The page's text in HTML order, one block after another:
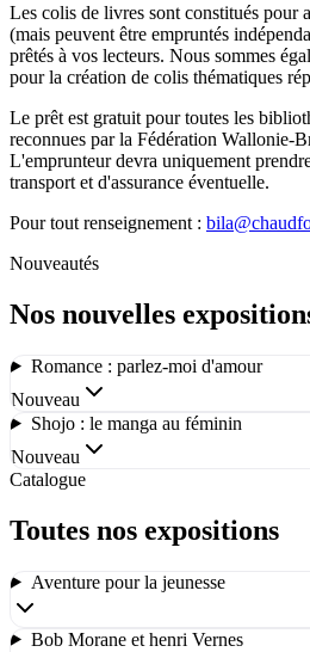
Les colis de livres sont constitués pour
(mais peuvent être empruntés
prêtés à vos lecteurs. Nous sommes
pour la création de colis thématiques
Le prêt est gratuit pour toutes les
reconnues par la Fédération Wallonie-
L'emprunteur devra uniquement
transport et d'assurance éventuelle.
Pour tout renseignement :
Nouveautés
Nos nouvelles
Romance : parlez-moi d'amour
Nouveau
Shojo : le manga au féminin
Nouveau
Catalogue
Toutes nos expositions
Aventure pour la jeunesse
Bob Morane et henri Vernes